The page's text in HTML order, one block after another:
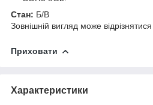
Стан: Б/В
Зовнішній вигляд може
Приховати
Характеристики